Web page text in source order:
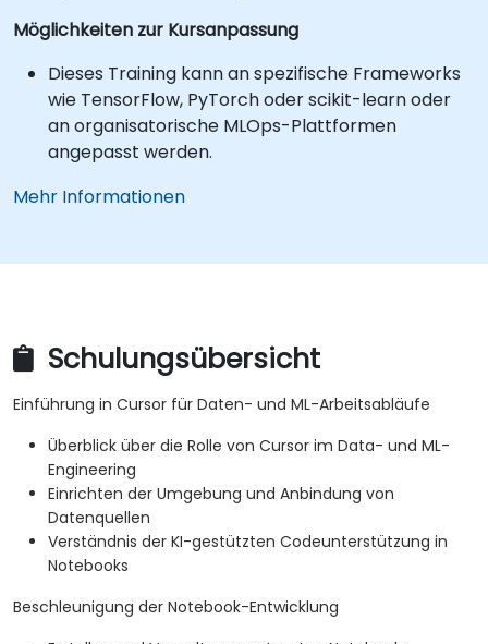
Möglichkeiten zur Kursanpassung
Dieses Training kann an spezifische Frameworks
wie TensorFlow, PyTorch oder scikit-learn oder
an organisatorische MLOps-Plattformen
angepasst werden.
Mehr Informationen
Schulungsübersicht
Einführung in Cursor für Daten- und ML-Arbeitsabläufe
Überblick über die Rolle von Cursor im Data- und ML-
Engineering
Einrichten der Umgebung und Anbindung von
Datenquellen
Verständnis der KI-gestützten Codeunterstützung in
Notebooks
Beschleunigung der Notebook-Entwicklung